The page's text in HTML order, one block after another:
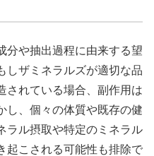
分や抽出過程に由来する望
しザミネラルズが適切な品
されている場合、副作用は
し、個々の体質や既存の健
ラル摂取や特定のミネラル
起こされる可能性も排除で